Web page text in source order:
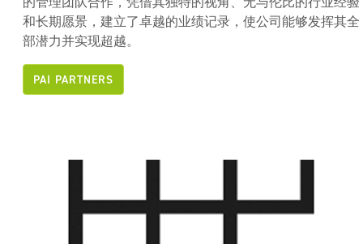
和长期愿景，建立了卓越的业绩记录，使公司能够发挥其全
部潜力并实现超越。
PAI PARTNERS